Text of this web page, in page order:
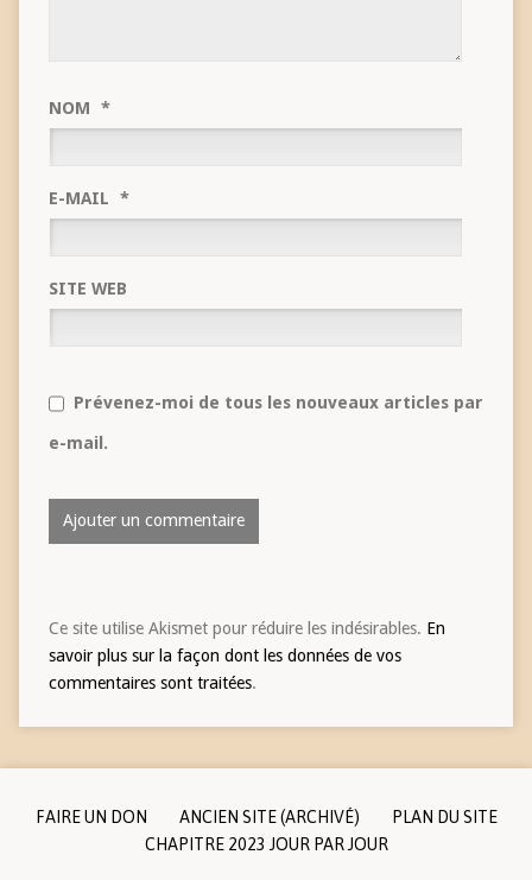
NOM *
E-MAIL *
SITE WEB
Prévenez-moi de tous les nouveaux articles par
e-mail.
Ce site utilise Akismet pour réduire les indésirables. En
savoir plus sur la façon dont les données de vos
commentaires sont traitées.
FAIRE UN DON ANCIEN SITE (ARCHIVÉ)
PLAN DU SITE
CHAPITRE 2023 JOUR PAR JOUR